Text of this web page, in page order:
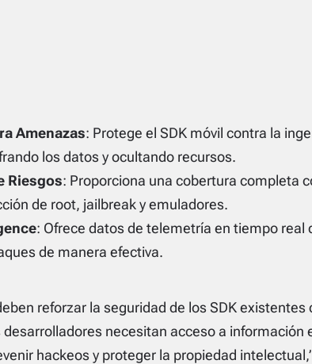
Amenazas: Protege el SDK móvil contra la
los datos y ocultando recursos.
Riesgos: Proporciona una cobertura completa
de root, jailbreak y emuladores.
: Ofrece datos de telemetría en tiempo real
de manera efectiva.
reforzar la seguridad de los SDK
necesitan acceso a información
hackeos y proteger la propiedad